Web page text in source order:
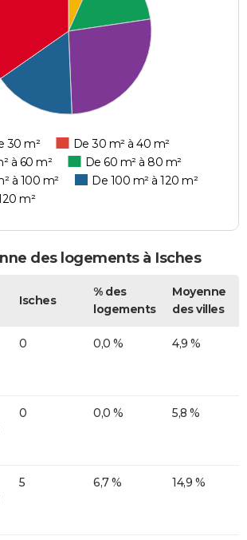
30 m²
De 30 m² à 40 m²
à 60 m²
De 60 m² à 80 m²
à 100 m²
De 100 m² à 120 m²
m²
des logements à Isches
Isches
% des
logements
Moyenne
des villes
0 0,0 % 4,9 %
0 0,0 % 5,8 %
5 6,7 % 14,9 %